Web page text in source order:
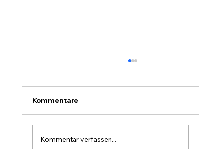
Kommentare
Kommentar verfassen...